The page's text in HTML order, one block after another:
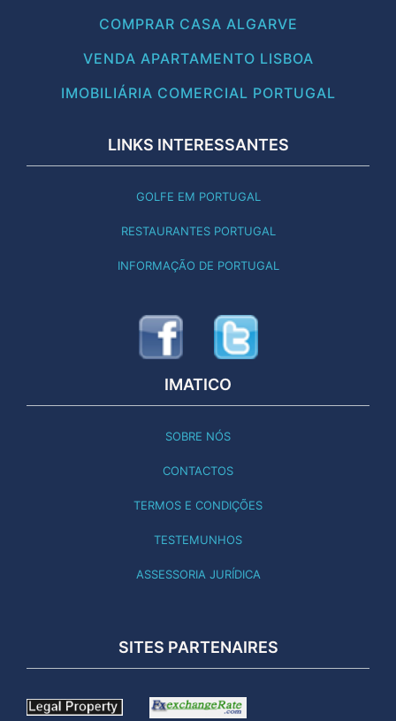
COMPRAR CASA ALGARVE
VENDA APARTAMENTO LISBOA
IMOBILIÁRIA COMERCIAL PORTUGAL
LINKS INTERESSANTES
GOLFE EM PORTUGAL
RESTAURANTES PORTUGAL
INFORMAÇÃO DE PORTUGAL
IMATICO
SOBRE NÓS
CONTACTOS
TERMOS E CONDIÇÕES
TESTEMUNHOS
ASSESSORIA JURÍDICA
SITES PARTENAIRES